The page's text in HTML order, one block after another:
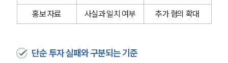
홍보 자료
사실과 일치 여부 추가 혐의 확대
단순 투자 실패와 구분되는 기준